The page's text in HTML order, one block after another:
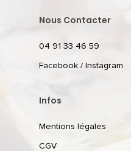
Nous Contacter
04 91 33 46 59
Facebook / Instagram
Infos
Mentions légales
CGV